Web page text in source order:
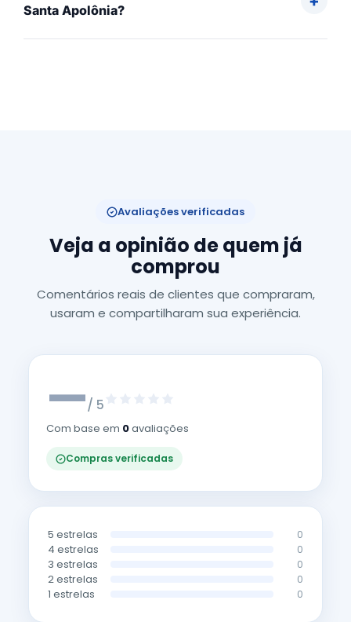
Santa Apolônia?
Avaliações verificadas
Veja a opinião de quem já
comprou
Comentários reais de clientes que compraram,
usaram e compartilharam sua experiência.
—/ 5
Com base em 0avaliações
Compras verificadas
5 estrelas 0
4 estrelas 0
3 estrelas 0
2 estrelas 0
1 estrelas 0